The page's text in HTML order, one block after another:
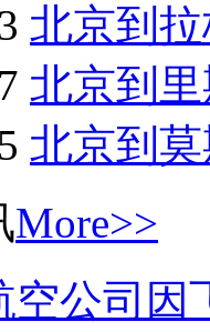
北京到
北京到
北京到
More>>
空公司因